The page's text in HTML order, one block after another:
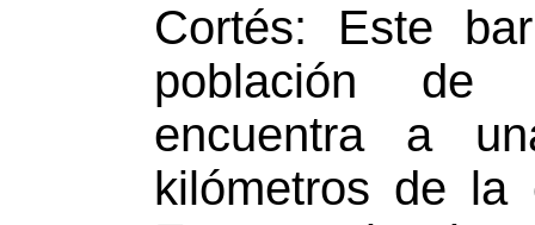
Cortés: Este
población de
encuentra a
kilómetros de la